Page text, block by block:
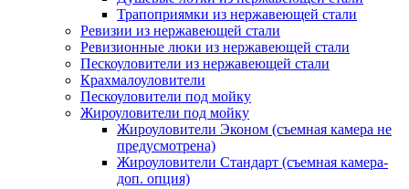
Трапоприямки из нержавеющей стали
Ревизии из нержавеющей стали
Ревизионные люки из нержавеющей стали
Пескоуловители из нержавеющей стали
Крахмалоуловители
Пескоуловители под мойку
Жироуловители под мойку
Жироуловители Эконом (съемная камера не
предусмотрена)
Жироуловители Стандарт (съемная камера-
доп. опция)